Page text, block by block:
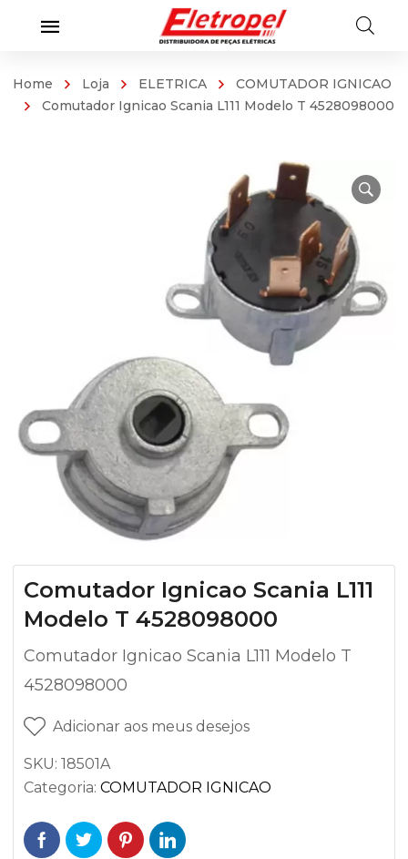
Home Loja ELETRICA
COMUTADOR IGNICAO
Comutador Ignicao Scania L111 Modelo T 4528098000
Comutador Ignicao Scania L111
Modelo T 4528098000
Comutador Ignicao Scania L111 Modelo T
4528098000
Adicionar aos meus desejos
SKU: 18501A
Categoria: COMUTADOR IGNICAO